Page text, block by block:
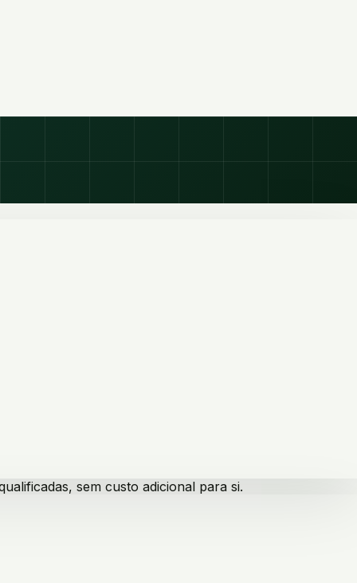
sem custo adicional para si.